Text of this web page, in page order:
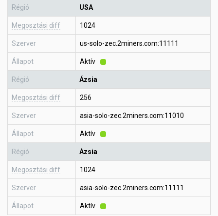
Régió USA
Megosztási diff 1024
Szerver us-solo-zec.2miners.com:11111
Állapot Aktív
Régió Ázsia
Megosztási diff 256
Szerver asia-solo-zec.2miners.com:11010
Állapot Aktív
Régió Ázsia
Megosztási diff 1024
Szerver asia-solo-zec.2miners.com:11111
Állapot Aktív